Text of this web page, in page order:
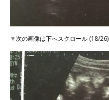
▼次の画像は下へスクロール (18/26)